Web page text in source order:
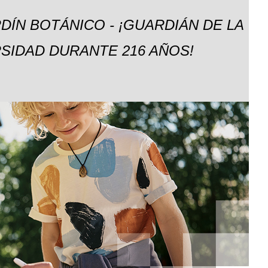
BOTÁNICO - ¡GUARDIÁN DE LA
DURANTE 216 AÑOS!